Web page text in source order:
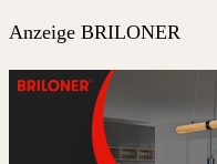
Anzeige BRILONER